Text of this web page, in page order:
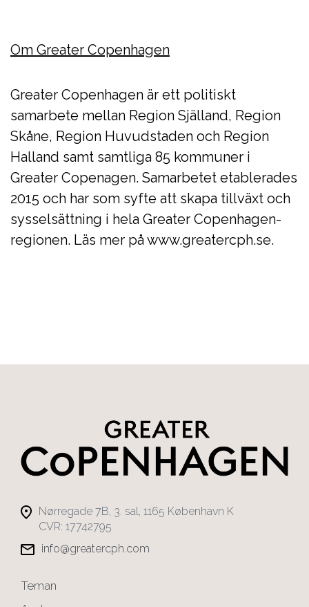
Om Greater Copenhagen
Greater Copenhagen är ett politiskt
samarbete mellan Region Själland, Region
Skåne, Region Huvudstaden och Region
Halland samt samtliga 85 kommuner i
Greater Copenagen. Samarbetet etablerades
2015 och har som syfte att skapa tillväxt och
sysselsättning i hela Greater Copenhagen-
regionen. Läs mer på www.greatercph.se.
Nørregade 7B, 3. sal, 1165 København K
CVR: 17742795
info@greatercph.com
Teman